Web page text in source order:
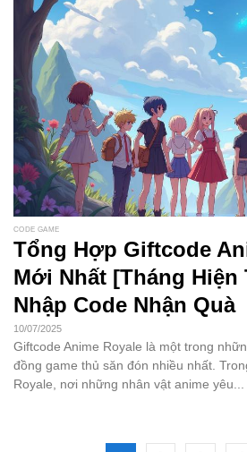
CODE GAME
Tổng Hợp Giftcode
Mới Nhất [Tháng Hiện
Nhập Code Nhận Quà
10/07/2025
Giftcode Anime Royale là một trong
đồng game thủ săn đón nhiều nhất.
Royale, nơi những nhân vật anime yêu...